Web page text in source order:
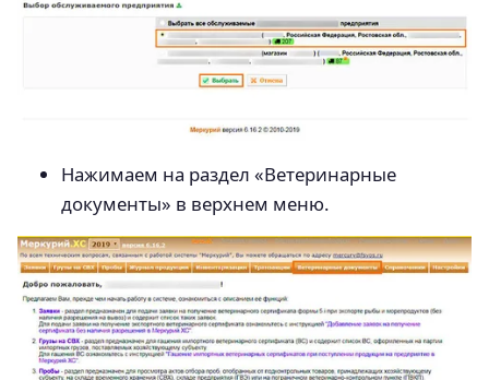
Нажимаем на раздел «Ветеринарные
документы» в верхнем меню.